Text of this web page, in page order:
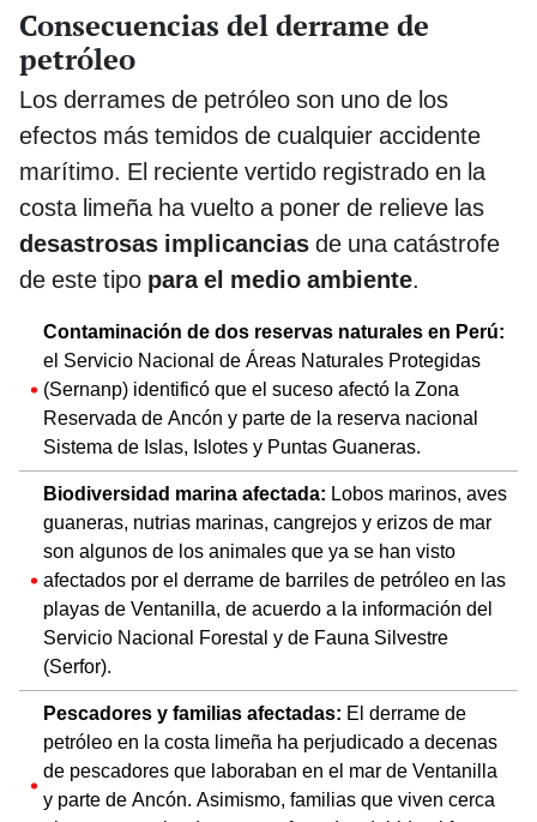
Consecuencias del derrame de
petróleo
Los derrames de petróleo son uno de los
efectos más temidos de cualquier accidente
marítimo. El reciente vertido registrado en la
costa limeña ha vuelto a poner de relieve las
desastrosas implicancias de una catástrofe
de este tipo para el medio ambiente.
Contaminación de dos reservas naturales en Perú:
el Servicio Nacional de Áreas Naturales Protegidas
(Sernanp) identificó que el suceso afectó la Zona
Reservada de Ancón y parte de la reserva nacional
Sistema de Islas, Islotes y Puntas Guaneras.
Biodiversidad marina afectada: Lobos marinos, aves
guaneras, nutrias marinas, cangrejos y erizos de mar
son algunos de los animales que ya se han visto
afectados por el derrame de barriles de petróleo en las
playas de Ventanilla, de acuerdo a la información del
Servicio Nacional Forestal y de Fauna Silvestre
(Serfor).
Pescadores y familias afectadas: El derrame de
petróleo en la costa limeña ha perjudicado a decenas
de pescadores que laboraban en el mar de Ventanilla
y parte de Ancón. Asimismo, familias que viven cerca